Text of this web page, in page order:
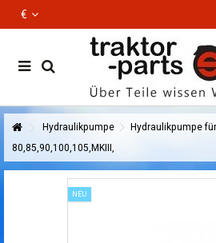
€
Hydraulikpumpe
Hydraulikpumpe
80,85,90,100,105,MKIII,
NEU